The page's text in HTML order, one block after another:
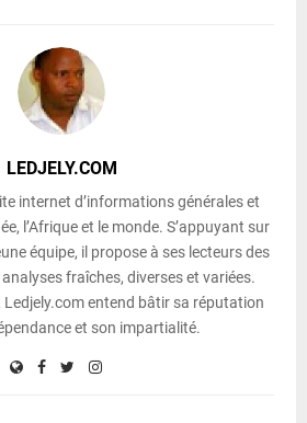
LEDJELY.COM
internet d’informations générales et
l’Afrique et le monde. S’appuyant sur
équipe, il propose à ses lecteurs des
fraîches, diverses et variées.
entend bâtir sa réputation
et son impartialité.